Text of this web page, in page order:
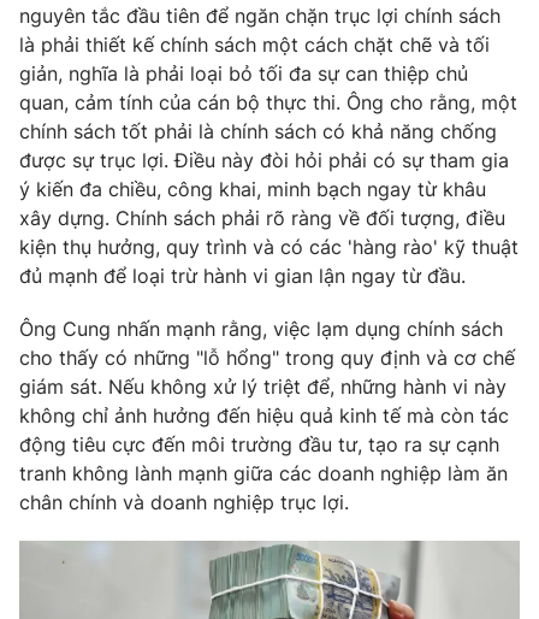
Tổng đài VTV:024.38 355 931 - 024.38 355 932
Ðiện thoại Thời báo VTV:024.66 897 897
Email: toasoan@vtv.vn
Liên hệ quảng cáo:024-7300.7108
® Cấm sao chép dưới mọi hình thức nếu không có sự chấp
thuận bằng văn bản. Ghi rõ nguồn VTV.vn khi phát hành lại
thông tin từ website này.
nguyên tắc đầu tiên để ngăn chặn trục lợi chính sách
là phải thiết kế chính sách một cách chặt chẽ và tối
giản, nghĩa là phải loại bỏ tối đa sự can thiệp chủ
quan, cảm tính của cán bộ thực thi. Ông cho rằng, một
chính sách tốt phải là chính sách có khả năng chống
được sự trục lợi. Điều này đòi hỏi phải có sự tham gia
ý kiến đa chiều, công khai, minh bạch ngay từ khâu
xây dựng. Chính sách phải rõ ràng về đối tượng, điều
kiện thụ hưởng, quy trình và có các 'hàng rào' kỹ thuật
đủ mạnh để loại trừ hành vi gian lận ngay từ đầu.
Ông Cung nhấn mạnh rằng, việc lạm dụng chính sách
cho thấy có những "lỗ hổng" trong quy định và cơ chế
giám sát. Nếu không xử lý triệt để, những hành vi này
không chỉ ảnh hưởng đến hiệu quả kinh tế mà còn tác
động tiêu cực đến môi trường đầu tư, tạo ra sự cạnh
tranh không lành mạnh giữa các doanh nghiệp làm ăn
chân chính và doanh nghiệp trục lợi.